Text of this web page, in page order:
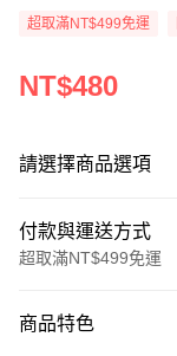
超取滿NT$499免運
NT$480
請選擇商品選項
付款與運送方式
超取滿NT$499免運
信用卡一次付款
商品特色